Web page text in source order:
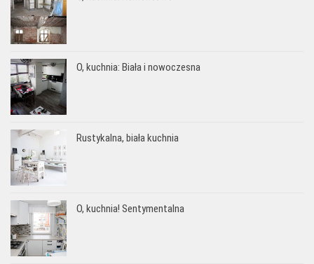
O, kuchnia: Biała i nowoczesna
Rustykalna, biała kuchnia
O, kuchnia! Sentymentalna